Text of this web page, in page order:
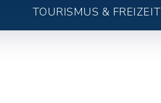
TOURISMUS & FREIZEIT